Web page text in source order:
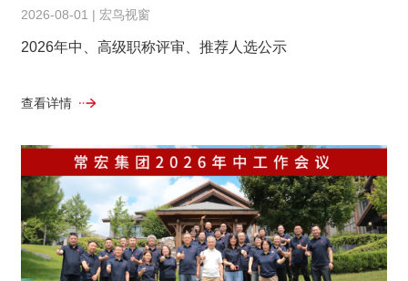
2026-08-01 | 宏鸟视窗
2026年中、高级职称评审、推荐人选公示
查看详情